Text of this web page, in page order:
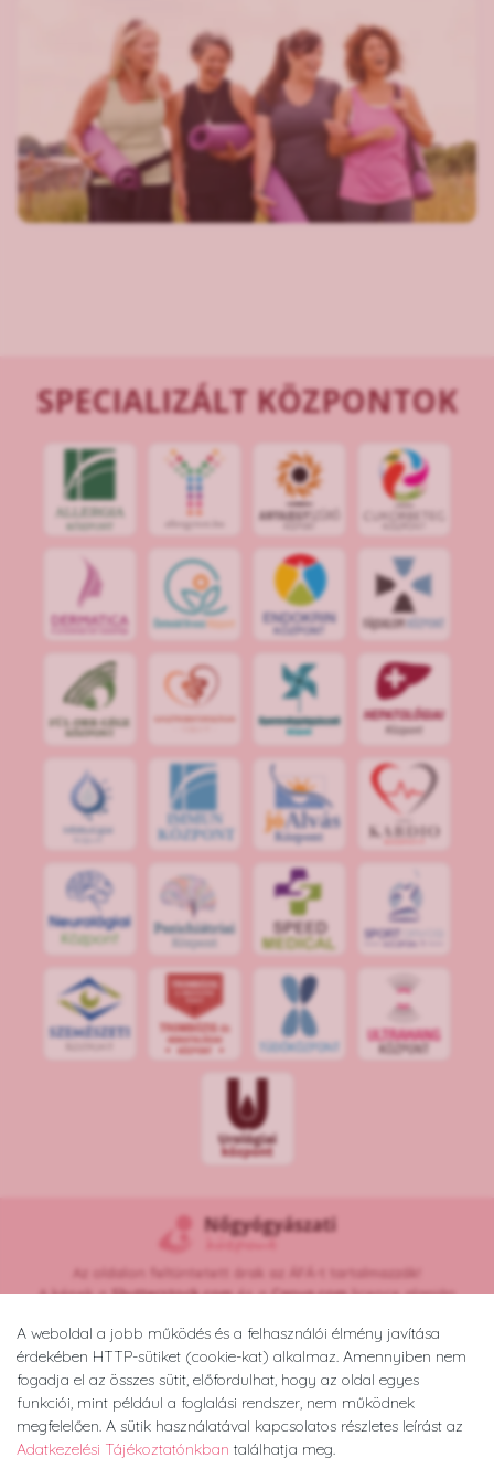
A weboldal a jobb működés és a felhasználói élmény javítása
érdekében HTTP-sütiket (cookie-kat) alkalmaz. Amennyiben nem
fogadja el az összes sütit, előfordulhat, hogy az oldal egyes
funkciói, mint például a foglalási rendszer, nem működnek
megfelelően. A sütik használatával kapcsolatos részletes leírást az
Adatkezelési Tájékoztatónkban találhatja meg.
SPECIALIZÁLT KÖZPONTOK
IMMUN
KÖZPONT
jóAlvás
Központ
SPOR
Az oldalon feltüntetett árak az ÁFÁ-t tartalmazzák!
A képek aShutterstock.comés aCanva.comlicence alapján
Copyright © 2026 •nogyogyaszatikozpont.hu
Minden jog fenntartva.
Developed byAppon&György Nándor